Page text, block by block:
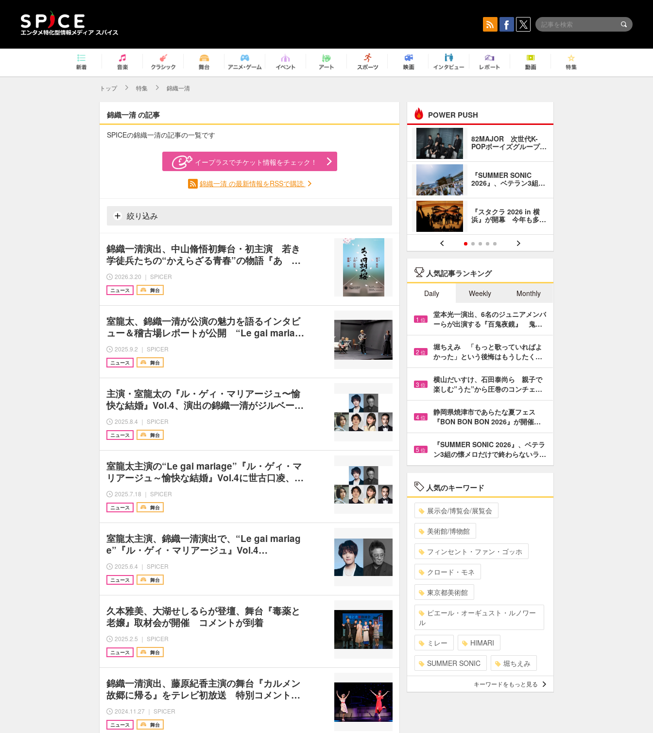
トップ 特集 錦織一清
錦織一清 の記事
SPICEの錦織一清の記事の一覧です
イープラスでチケット情報をチェック！
錦織一清 の最新情報をRSSで購読
絞り込み
錦織一清演出、中山脩悟初舞台・初主演 若き
学徒兵たちの“かえらざる青春”の物語『あゝ…
2026.3.20 ｜ SPICER
ニュース 舞台
室龍太、錦織一清が公演の魅力を語るインタビ
ュー＆稽古場レポートが公開 “Le gai maria…
2025.9.2 ｜ SPICER
ニュース 舞台
主演・室龍太の『ル・ゲィ・マリアージュ〜愉
快な結婚』Vol.4、演出の錦織一清がジルベー…
2025.8.4 ｜ SPICER
ニュース 舞台
室龍太主演の“Le gai mariage”『ル・ゲィ・マ
リアージュ～愉快な結婚』Vol.4に世古口凌、…
2025.7.18 ｜ SPICER
ニュース 舞台
室龍太主演、錦織一清演出で、“Le gai mariag
e”『ル・ゲィ・マリアージュ』Vol.4…
2025.6.4 ｜ SPICER
ニュース 舞台
久本雅美、大湖せしるらが登壇、舞台『毒薬と
老嬢』取材会が開催 コメントが到着
2025.2.5 ｜ SPICER
ニュース 舞台
錦織一清演出、藤原紀香主演の舞台『カルメン
故郷に帰る』をテレビ初放送 特別コメント…
2024.11.27 ｜ SPICER
ニュース 舞台
POWER PUSH
82MAJOR 次世代K-
POPボーイズグループ…
『SUMMER SONIC
2026』、ベテラン3組…
『スタクラ 2026 in 横
浜』が開幕 今年も多…
人気記事ランキング
Daily Weekly Monthly
1 位
堂本光一演出、6名のジュニアメンバ
ーらが出演する『百鬼夜鏡』 鬼…
2 位
堀ちえみ 「もっと歌っていればよ
かった」という後悔はもうしたく…
3 位
横山だいすけ、石田泰尚ら 親子で
楽しむ”うた”から圧巻のコンチェ…
4 位
静岡県焼津市であらたな夏フェス
『BON BON BON 2026』が開催…
5 位
『SUMMER SONIC 2026』、ベテラ
ン3組の懐メロだけで終わらないラ…
人気のキーワード
展示会/博覧会/展覧会
美術館/博物館
フィンセント・ファン・ゴッホ
クロード・モネ
東京都美術館
ピエール・オーギュスト・ルノワー
ル
ミレー HIMARI
SUMMER SONIC 堀ちえみ
キーワードをもっと見る